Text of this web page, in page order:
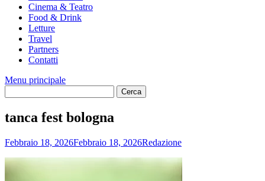
Cinema & Teatro
Food & Drink
Letture
Travel
Partners
Contatti
Menu principale
tanca fest bologna
Febbraio 18, 2026Febbraio 18, 2026Redazione